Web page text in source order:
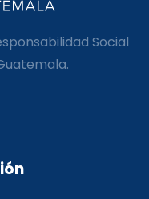
Social